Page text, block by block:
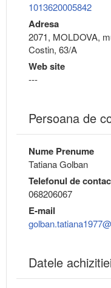
1013620005842
Adresa
2071, MOLDOVA,
Costin, 63/A
Web site
---
Persoana de
Nume Prenume
Tatiana Golban
Telefonul de
068206067
E-mail
Datele